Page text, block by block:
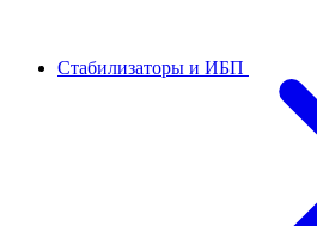
Стабилизаторы и ИБП